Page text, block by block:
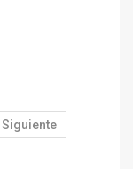
Siguiente